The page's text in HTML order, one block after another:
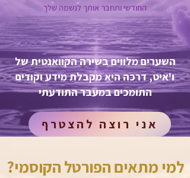
החודשי ותחבר אותך לנשמה שלך
השערים מלווים בשירה הקוואנטית של
ו'איט, דרכה היא מקבלת מידע וקודים
התומכים במעבר התודעתי
אני רוצה להצטרף
למי מתאים הפורטל הקוסמי?